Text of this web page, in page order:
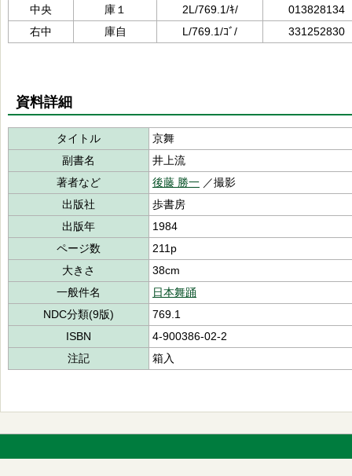
中央
庫１ 2L/769.1/ｷ/
013828134
右中
庫自 L/769.1/ｺﾞ/ 331252830
資料詳細
タイトル
京舞
副書名
井上流
著者など
後藤 勝一 ／撮影
出版社
歩書房
出版年
1984
ページ数
211p
大きさ
38cm
一般件名
日本舞踊
NDC分類(9版)
769.1
ISBN
4-900386-02-2
注記
箱入